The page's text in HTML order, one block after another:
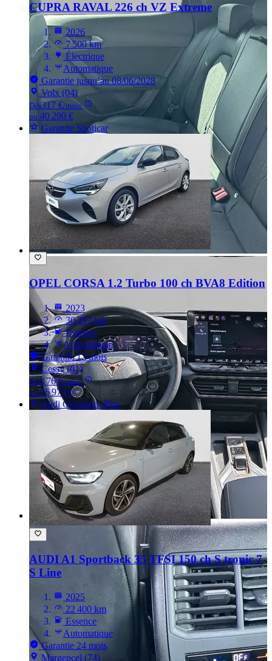
CUPRA RAVAL 226 ch VZ Extreme
2026
7 500 km
Électrique
Automatique
Garantie jusqu’au 08/06/2028
Volx (04)
Dès317 €/mois
ou 40 290 €
Garantie Spoticar
OPEL CORSA 1.2 Turbo 100 ch BVA8 Edition
2023
30 297 km
Essence
Automatique
Garantie 12 mois
Cessy (01)
Dès176 €/mois
ou 16 974 €
Audi Occasion :Plus
AUDI A1 Sportback 35 TFSI 150 ch S tronic 7
S Line
2025
22 400 km
Essence
Automatique
Garantie 24 mois
Margencel (74)